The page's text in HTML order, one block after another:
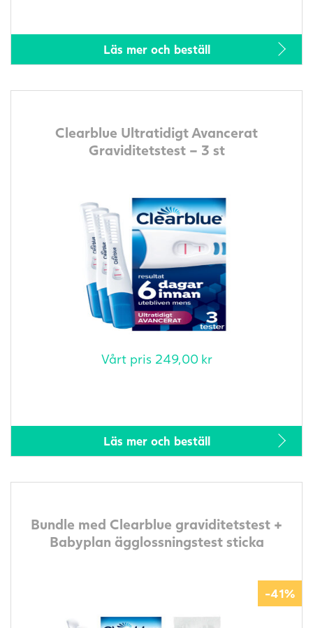
Läs mer och beställ
Clearblue Ultratidigt Avancerat
Graviditetstest – 3 st
Vårt pris 249,00 kr
Läs mer och beställ
Bundle med Clearblue graviditetstest +
Babyplan ägglossningstest sticka
-41%